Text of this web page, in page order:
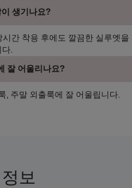
생기나요?
간 착용 후에도 깔끔한 실루엣을
다.
잘 어울리나요?
, 주말 외출룩에 잘 어울립니다.
보